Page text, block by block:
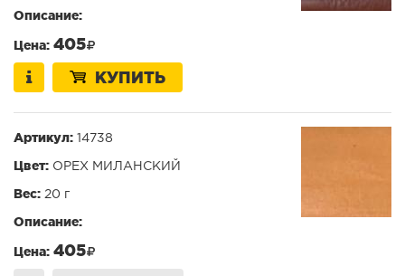
Описание:
Цена: 405
КУПИТЬ
Артикул: 14738
Цвет: ОРЕХ МИЛАНСКИЙ
Вес: 20 г
Описание:
Цена: 405